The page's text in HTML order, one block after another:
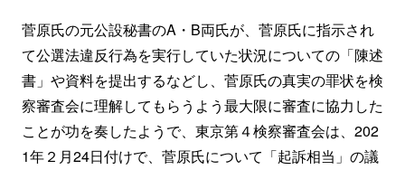
菅原氏の元公設秘書のA・B両氏が、菅原氏に指示され
て公選法違反行為を実行していた状況についての「陳述
書」や資料を提出するなどし、菅原氏の真実の罪状を検
察審査会に理解してもらうよう最大限に審査に協力した
ことが功を奏したようで、東京第４検察審査会は、202
1年２月24日付けで、菅原氏について「起訴相当」の議